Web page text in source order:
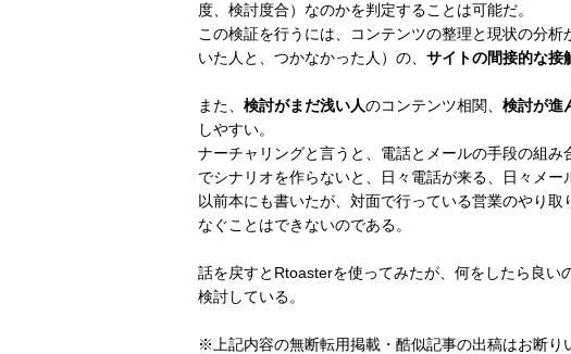
度、検討度合）なのかを判定することは可能だ。
この検証を行うには、コンテンツの整理と現状の分
いた人と、つかなかった人）の、 サイトの間接的な接
また、 検討がまだ浅い人のコンテンツ相関、 検討が進
しやすい。
ナーチャリングと言うと、電話とメールの手段の組
でシナリオを作らないと、日々電話が来る、日々メ
以前本にも書いたが、対面で行っている営業のやり
なぐことはできないのである。
話を戻すとRtoasterを使ってみたが、何をしたら良
検討している。
※上記内容の無断転用掲載・酷似記事の出稿はお断り